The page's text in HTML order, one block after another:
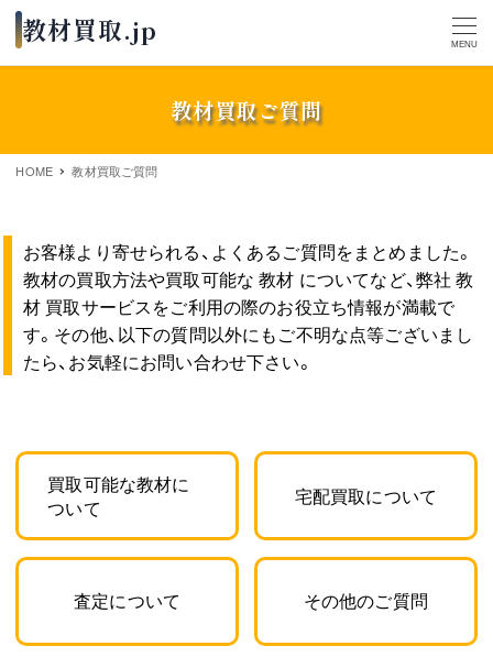
MENU
教材買取ご質問
HOME 教材買取ご質問
お客様より寄せられる、よくあるご質問をまとめました。
教材の買取方法や買取可能な 教材 についてなど、弊社 教
材 買取サービスをご利用の際のお役立ち情報が満載で
す。その他、以下の質問以外にもご不明な点等ございまし
たら、お気軽にお問い合わせ下さい。
買取可能な教材に
ついて
宅配買取について
査定について その他のご質問